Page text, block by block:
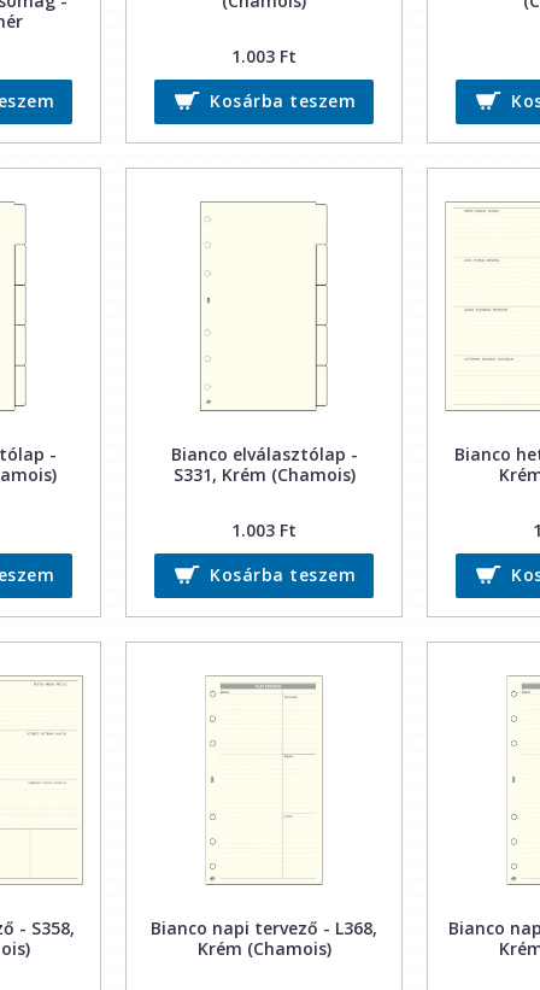
1.003 Ft
Kosárba teszem
-
Bianco elválasztólap -
S331, Krém (Chamois)
1.003 Ft
Kosárba teszem
Bianco
- S358,
Bianco napi tervező - L368,
Krém (Chamois)
Bianco